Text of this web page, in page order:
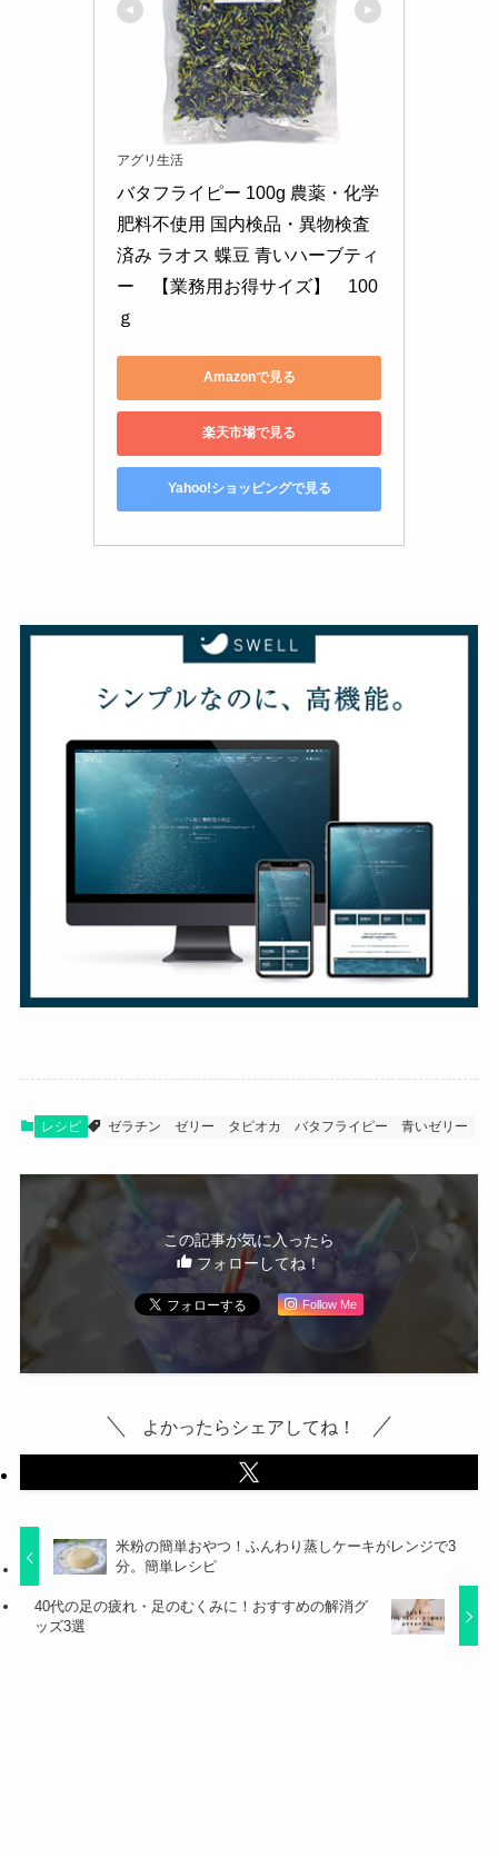
アグリ生活
バタフライピー 100g 農薬・化学
肥料不使用 国内検品・異物検査
済み ラオス 蝶豆 青いハーブティ
ー　【業務用お得サイズ】　100
ｇ
Amazonで見る
楽天市場で見る
Yahoo!ショッピングで見る
レシピ ゼラチン ゼリー タピオカ バタフライピー 青いゼリー
この記事が気に入ったら
フォローしてね！
Follow Me
よかったらシェアしてね！
米粉の簡単おやつ！ふんわり蒸しケーキがレンジで3
分。簡単レシピ
40代の足の疲れ・足のむくみに！おすすめの解消グ
ッズ3選